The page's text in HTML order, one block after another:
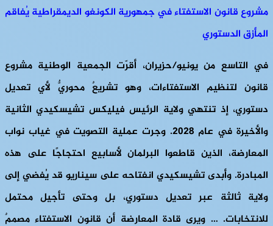
مشروع قانون الاستفتاء في جمهورية الكونغو الديمقراطية يُفاقم
المأزق الدستوري
في التاسع من يونيو/حزيران، أقرّت الجمعية الوطنية مشروع
قانون لتنظيم الاستفتاءات، وهو تشريعٌ محوريٌّ لأي تعديل
دستوري، إذ تنتهي ولاية الرئيس فيليكس تشيسكيدي الثانية
والأخيرة في عام ٢٠٢٨. وجرت عملية التصويت في غياب نواب
المعارضة، الذين قاطعوا البرلمان لأسابيع احتجاجًا على هذه
المبادرة. وأبدى تشيسكيدي انفتاحه على سيناريو قد يُفضي إلى
ولاية ثالثة عبر تعديل دستوري، بل وحتى تأجيل محتمل
للانتخابات. … ويرى قادة المعارضة أن قانون الاستفتاء مصممٌ